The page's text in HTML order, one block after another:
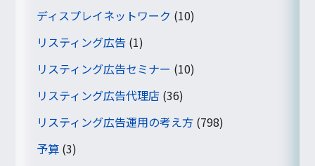
ディスプレイネットワーク (10)
リスティング広告 (1)
リスティング広告セミナー (10)
リスティング広告代理店 (36)
リスティング広告運用の考え方 (798)
予算 (3)